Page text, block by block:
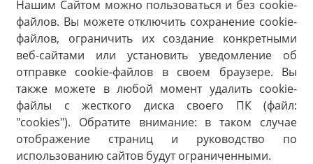
Нашим Сайтом можно пользоваться и без cookie-
файлов. Вы можете отключить сохранение cookie-
файлов, ограничить их создание конкретными
веб-сайтами или установить уведомление об
отправке cookie-файлов в своем браузере. Вы
также можете в любой момент удалить cookie-
файлы с жесткого диска своего ПК (файл:
"cookies"). Обратите внимание: в таком случае
отображение страниц и руководство по
использованию сайтов будут ограниченными.